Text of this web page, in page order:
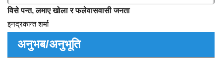
पूर्तिघाट, रानीपानी,भतेरपाटा पैयुँ राज्य इतिहासका प्रस्थान विन्दुहरु
शरणबिक्रम मल्ल